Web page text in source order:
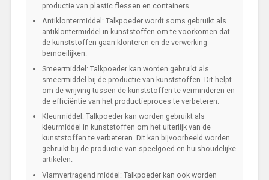
productie van plastic flessen en containers.
Antiklontermiddel: Talkpoeder wordt soms gebruikt als
antiklontermiddel in kunststoffen om te voorkomen dat
de kunststoffen gaan klonteren en de verwerking
bemoeilijken.
Smeermiddel: Talkpoeder kan worden gebruikt als
smeermiddel bij de productie van kunststoffen. Dit helpt
om de wrijving tussen de kunststoffen te verminderen en
de efficiëntie van het productieproces te verbeteren.
Kleurmiddel: Talkpoeder kan worden gebruikt als
kleurmiddel in kunststoffen om het uiterlijk van de
kunststoffen te verbeteren. Dit kan bijvoorbeeld worden
gebruikt bij de productie van speelgoed en huishoudelijke
artikelen.
Vlamvertragend middel: Talkpoeder kan ook worden